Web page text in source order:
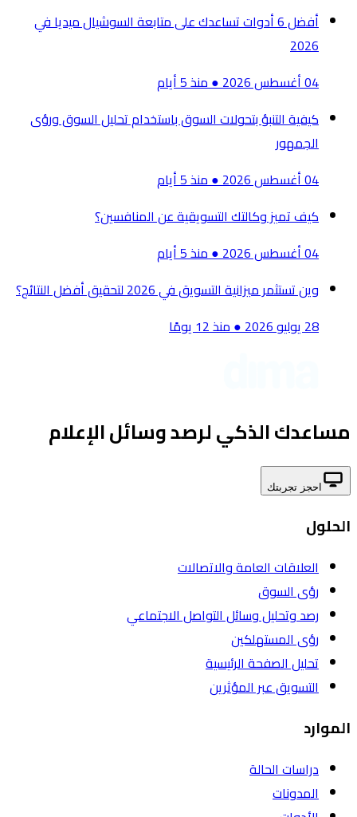
أفضل 6 أدوات تساعدك على متابعة السوشيال ميديا في
2026
04 أغسطس 2026
●منذ 5 أيام
كيفية التنبؤ بتحولات السوق باستخدام تحليل السوق ورؤى
الجمهور
04 أغسطس 2026
●منذ 5 أيام
كيف تميز وكالتك التسويقية عن المنافسين؟
04 أغسطس 2026
●منذ 5 أيام
وين تستثمر ميزانية التسويق في 2026 لتحقيق أفضل النتائج؟
28 يوليو 2026
●منذ 12 يومًا
مساعدك الذكي لرصد وسائل الإعلام
احجز تجربتك
الحلول
العلاقات العامة والاتصالات
رؤى السوق
رصد وتحليل وسائل التواصل الاجتماعي
رؤى المستهلكين
تحليل الصفحة الرئيسية
التسويق عبر المؤثرين
الموارد
دراسات الحالة
المدونات